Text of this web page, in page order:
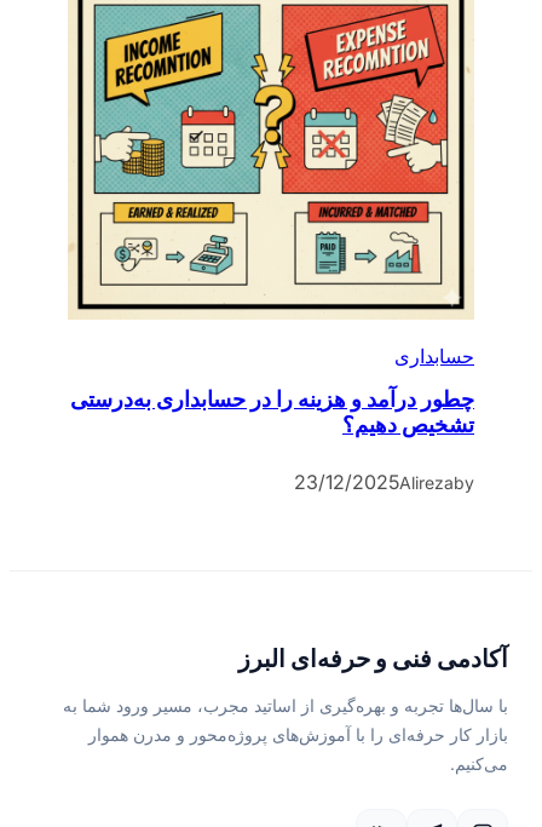
حسابداری
چطور درآمد و هزینه را در حسابداری به‌درستی
تشخیص دهیم؟
by
Alireza
23/12/2025
آکادمی فنی و حرفه‌ای البرز
با سال‌ها تجربه و بهره‌گیری از اساتید مجرب، مسیر ورود شما به
بازار کار حرفه‌ای را با آموزش‌های پروژه‌محور و مدرن هموار
می‌کنیم.